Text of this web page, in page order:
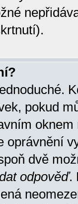
pokud
oknem
oprávnění
dvě
odpověď.